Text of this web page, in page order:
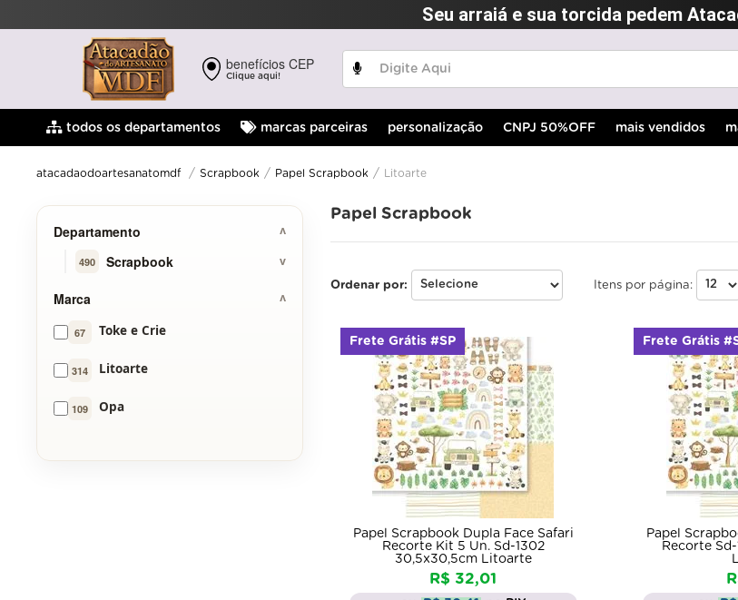
Seu arraiá e sua torcida pedem
benefícios CEP
Clique aqui!
todos os departamentos marcas parceiras personalização CNPJ 50%OFF mais vendidos
atacadaodoartesanatomdf Scrapbook Papel Scrapbook Litoarte
Departamento
490 Scrapbook
Marca
67 Toke e Crie
314 Litoarte
109 Opa
Papel Scrapbook
Ordenar por: Itens por página:
Papel Scrapbook Dupla Face Safari
Recorte Kit 5 Un. Sd-1302
30,5x30,5cm Litoarte
R$ 32,01
Frete Grátis #SP
Papel
Recorte
Frete Grátis